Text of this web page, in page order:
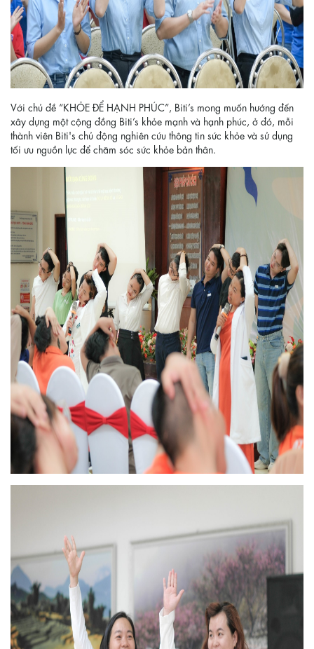
Với chủ đề “KHỎE ĐỂ HẠNH PHÚC”, Biti’s mong muốn hướng đến
xây dựng một cộng đồng Biti’s khỏe mạnh và hạnh phúc, ở đó, mỗi
thành viên Biti's chủ động nghiên cứu thông tin sức khỏe và sử dụng
tối ưu nguồn lực để chăm sóc sức khỏe bản thân.